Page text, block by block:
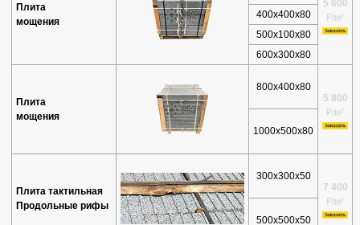
Плита
мощения
5 600
₽/м²
400х400х80
500х100х80
600х300х80
Плита
мощения
800х400х80
5 800
₽/м²
1000х500х80
Плита тактильная
Продольные рифы
300х300х50
7 400
₽/м²
500х500х50